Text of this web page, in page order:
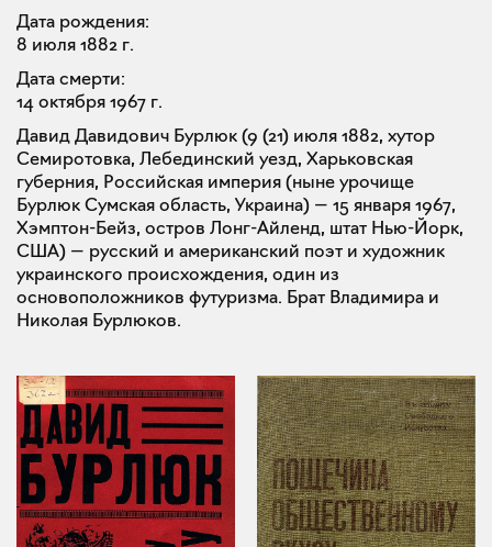
Дата рождения:
8 июля 1882 г.
Дата смерти:
14 октября 1967 г.
Давид Давидович Бурлюк (9 (21) июля 1882, хутор
Семиротовка, Лебединский уезд, Харьковская
губерния, Российская империя (ныне урочище
Бурлюк Сумская область, Украина) — 15 января 1967,
Хэмптон-Бейз, остров Лонг-Айленд, штат Нью-Йорк,
США) — русский и американский поэт и художник
украинского происхождения, один из
основоположников футуризма. Брат Владимира и
Николая Бурлюков.